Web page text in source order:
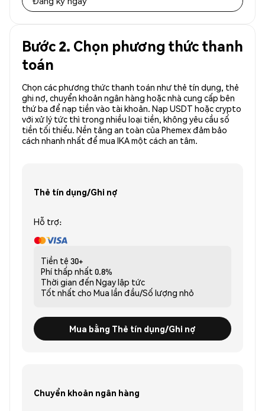
Bước 2. Chọn phương thức thanh
toán
Chọn các phương thức thanh toán như thẻ tín dụng, thẻ
ghi nợ, chuyển khoản ngân hàng hoặc nhà cung cấp bên
thứ ba để nạp tiền vào tài khoản. Nạp USDT hoặc crypto
với xử lý tức thì trong nhiều loại tiền, không yêu cầu số
tiền tối thiểu. Nền tảng an toàn của Phemex đảm bảo
cách nhanh nhất để mua IKA một cách an tâm.
Thẻ tín dụng/Ghi nợ
Hỗ trợ:
Tiền tệ 30+
Phí thấp nhất 0.8%
Thời gian đến Ngay lập tức
Tốt nhất cho Mua lần đầu/Số lượng nhỏ
Mua bằng Thẻ tín dụng/Ghi nợ
Chuyển khoản ngân hàng